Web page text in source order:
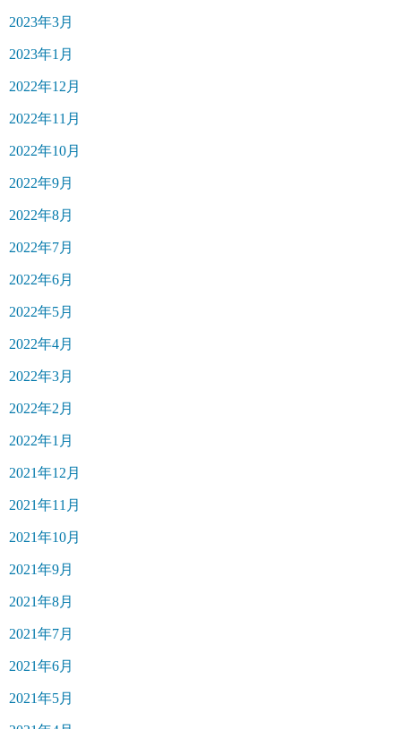
2023年3月
2023年1月
2022年12月
2022年11月
2022年10月
2022年9月
2022年8月
2022年7月
2022年6月
2022年5月
2022年4月
2022年3月
2022年2月
2022年1月
2021年12月
2021年11月
2021年10月
2021年9月
2021年8月
2021年7月
2021年6月
2021年5月